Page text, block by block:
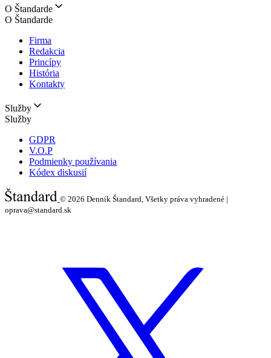
O Štandarde
O Štandarde
Firma
Redakcia
Princípy
História
Kontakty
Služby
Služby
GDPR
V.O.P
Podmienky používania
Kódex diskusií
© 2026 Denník Štandard, Všetky práva vyhradené |
oprava@standard.sk